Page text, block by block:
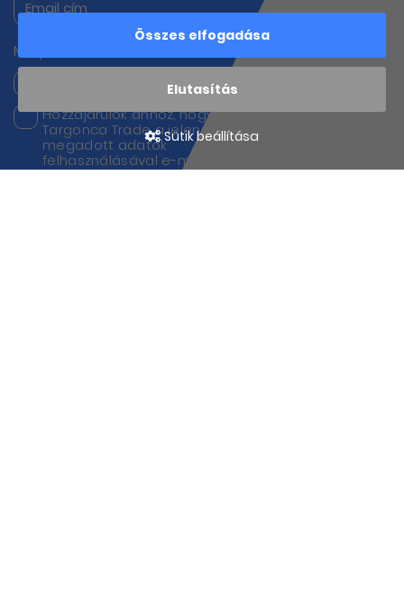
Melyik termékeink iránt érdeklődik?
Munkagépek
Hozzájárulok ahhoz, hogy a
Targonca Trade a jelen űrlapon
megadott adatok
felhasználásával e-mailben
kapcsolatba lépjen velem
Összes elfogadása
Elutasítás
Sütik beállítása